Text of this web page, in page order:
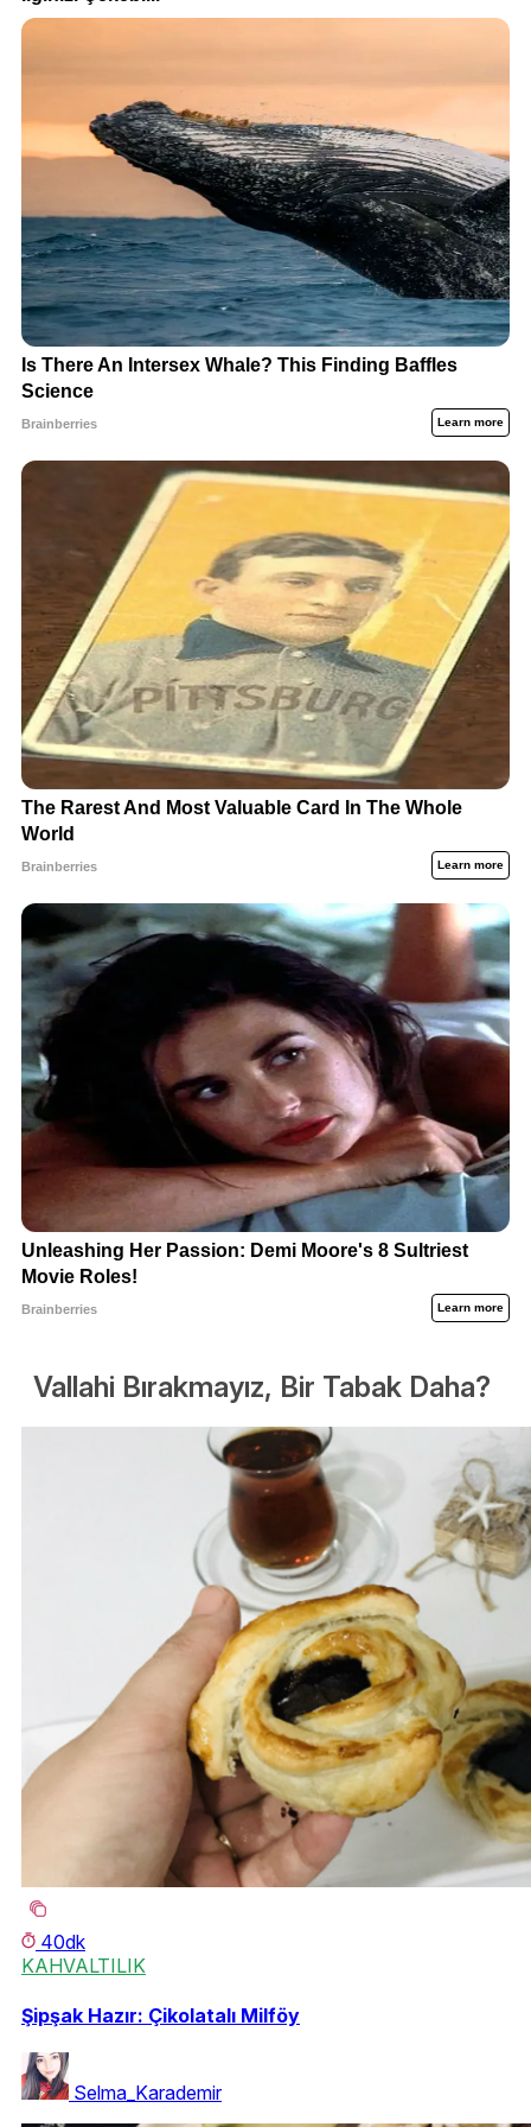
Vallahi Bırakmayız, Bir Tabak Daha?
40dk
KAHVALTILIK
Şipşak Hazır: Çikolatalı Milföy
Selma_Karademir